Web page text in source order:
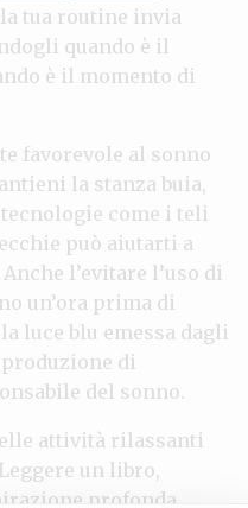
tua routine invia
quando è il
è il momento di
favorevole al sonno
la stanza buia,
come i teli
può aiutarti a
l’evitare l’uso di
un’ora prima di
luce blu emessa dagli
di
del sonno.
attività rilassanti
un libro,
profonda